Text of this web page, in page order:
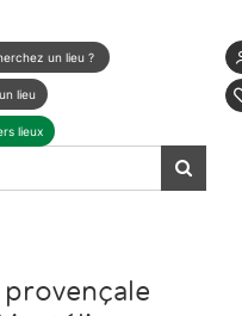
un lieu ?
lieu
lieux
provençale